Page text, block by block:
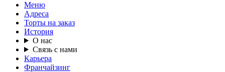
Меню
Адреса
Торты на заказ
История
О нас
Связь с нами
Карьера
Франчайзинг